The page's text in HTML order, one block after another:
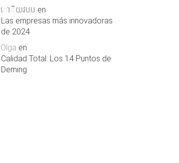
ោិយវបប en
Las empresas más innovadoras
de 2024
Olga en
Calidad Total: Los 14 Puntos de
Deming